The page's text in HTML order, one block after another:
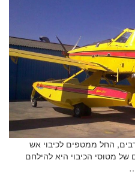
החל ממטפים לכיבוי אש
מטוסי הכיבוי היא להילחם